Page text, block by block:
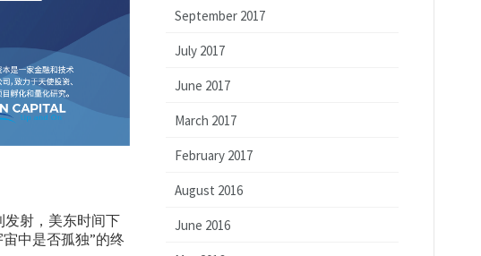
发射，美东时间下
中是否孤独”的终
September 2017
July 2017
June 2017
March 2017
February 2017
August 2016
June 2016